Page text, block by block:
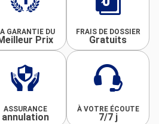
GARANTIE DU
Prix
FRAIS DE DOSSIER
Gratuits
ASSURANCE
annulation
À VOTRE ÉCOUTE
7/7 j